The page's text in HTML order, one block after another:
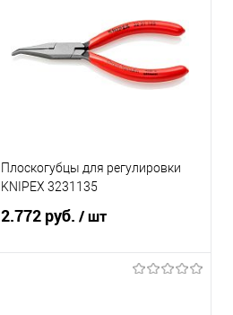
Сравнение
В избранное
Плоскогубцы для регулировки
KNIPEX 3231135
2.772 руб./ шт